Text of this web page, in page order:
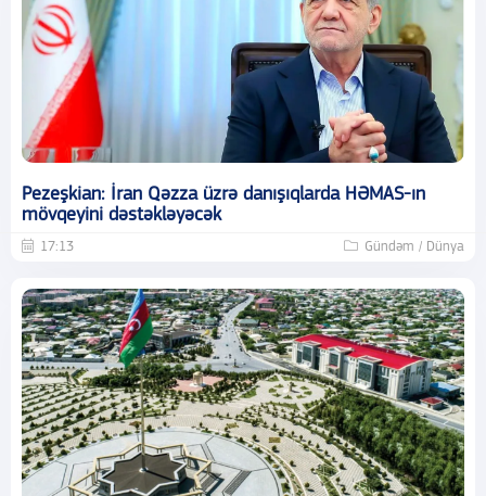
Pezeşkian: İran Qəzza üzrə danışıqlarda HƏMAS-ın
mövqeyini dəstəkləyəcək
17:13 Gündəm / Dünya